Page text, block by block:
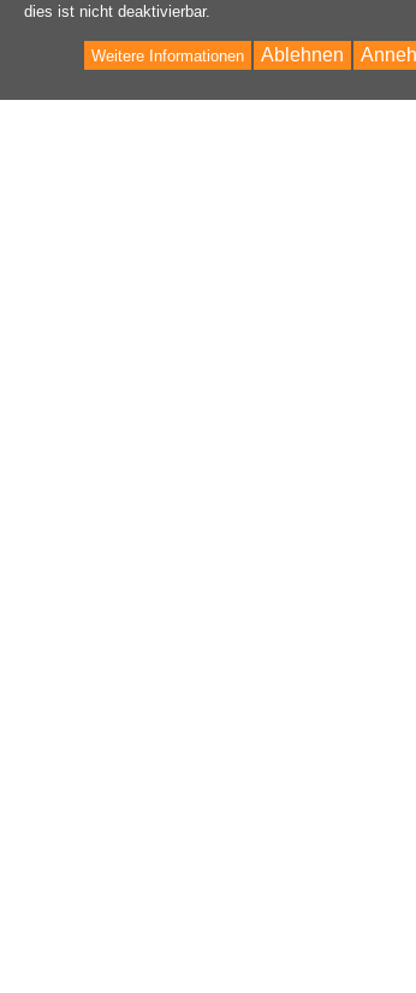
dies ist nicht deaktivierbar.
Ablehnen
Weitere Informationen